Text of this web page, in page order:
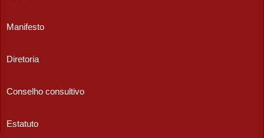
Manifesto
Diretoria
Conselho consultivo
Estatuto